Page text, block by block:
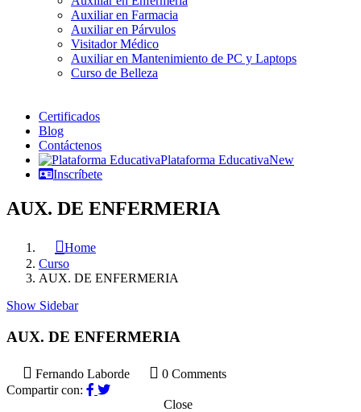
Auxiliar en Farmacia
Auxiliar en Párvulos
Visitador Médico
Auxiliar en Mantenimiento de PC y Laptops
Curso de Belleza
Certificados
Blog
Contáctenos
Plataforma EducativaNew
Inscríbete
AUX. DE ENFERMERIA
Home
Curso
AUX. DE ENFERMERIA
Show Sidebar
AUX. DE ENFERMERIA
Fernando Laborde
0 Comments
Compartir con:
Close